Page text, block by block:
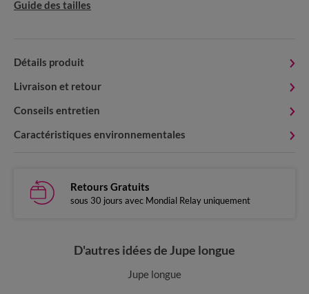
Guide des tailles
Détails produit
Livraison et retour
Conseils entretien
Caractéristiques environnementales
Retours Gratuits
sous 30 jours avec Mondial Relay uniquement
D'autres idées de Jupe longue
Jupe longue